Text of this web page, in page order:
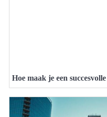
Hoe maak je een